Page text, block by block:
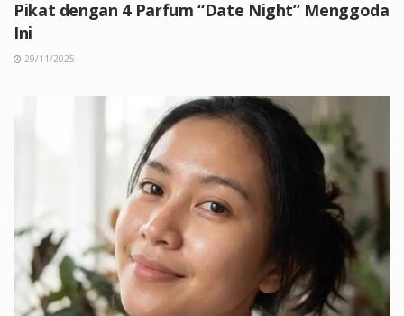
Pikat dengan 4 Parfum “Date Night” Menggoda
Ini
29/11/2025